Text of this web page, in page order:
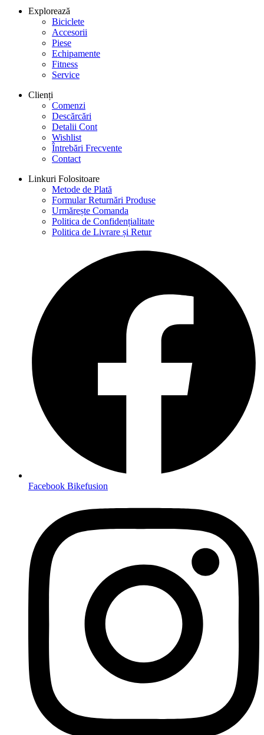
Explorează
Biciclete
Accesorii
Piese
Echipamente
Fitness
Service
Clienți
Comenzi
Descărcări
Detalii Cont
Wishlist
Întrebări Frecvente
Contact
Linkuri Folositoare
Metode de Plată
Formular Returnări Produse
Urmărește Comanda
Politica de Confidențialitate
Politica de Livrare și Retur
Facebook Bikefusion